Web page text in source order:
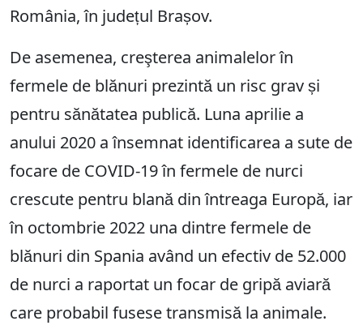
România, în județul Brașov.
De asemenea, creşterea animalelor în
fermele de blănuri prezintă un risc grav și
pentru sănătatea publică. Luna aprilie a
anului 2020 a însemnat identificarea a sute de
focare de COVID-19 în fermele de nurci
crescute pentru blană din întreaga Europă, iar
în octombrie 2022 una dintre fermele de
blănuri din Spania având un efectiv de 52.000
de nurci a raportat un focar de gripă aviară
care probabil fusese transmisă la animale.